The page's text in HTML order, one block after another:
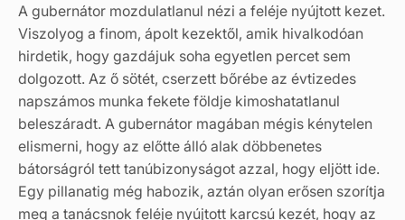
A gubernátor mozdulatlanul nézi a feléje nyújtott kezet.
Viszolyog a finom, ápolt kezektől, amik hivalkodóan
hirdetik, hogy gazdájuk soha egyetlen percet sem
dolgozott. Az ő sötét, cserzett bőrébe az évtizedes
napszámos munka fekete földje kimoshatatlanul
beleszáradt. A gubernátor magában mégis kénytelen
elismerni, hogy az előtte álló alak döbbenetes
bátorságról tett tanúbizonyságot azzal, hogy eljött ide.
Egy pillanatig még habozik, aztán olyan erősen szorítja
meg a tanácsnok feléje nyújtott karcsú kezét, hogy az